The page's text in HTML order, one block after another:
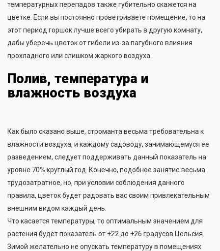
температурных перепадов также губительно скажется на
цветке. Если вы постоянно проветриваете помещение, то на
этот период горшок лучше всего убирать в другую комнату,
дабы уберечь цветок от гибели из-за пагубного влияния
прохладного или слишком жаркого воздуха.
Полив, температура и
влажность воздуха
Как было сказано выше, строманта весьма требовательна к
влажности воздуха, и каждому садоводу, занимающемуся ее
разведением, следует поддерживать данный показатель на
уровне 70% круглый год. Конечно, подобное занятие весьма
трудозатратное, но, при условии соблюдения данного
правила, цветок будет радовать вас своим привлекательным
внешним видом каждый день.
Что касается температуры, то оптимальным значением для
растения будет показатель от +22 до +26 градусов Цельсия.
Зимой желательно не опускать температуру в помещениях